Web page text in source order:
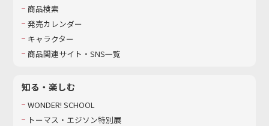
商品検索
発売カレンダー
キャラクター
商品関連サイト・SNS一覧
知る・楽しむ
WONDER! SCHOOL
トーマス・エジソン特別展